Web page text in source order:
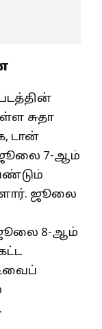
சுதா
டான்
ஜூலை 7-ஆம்
ஜூலை
8-ஆம்